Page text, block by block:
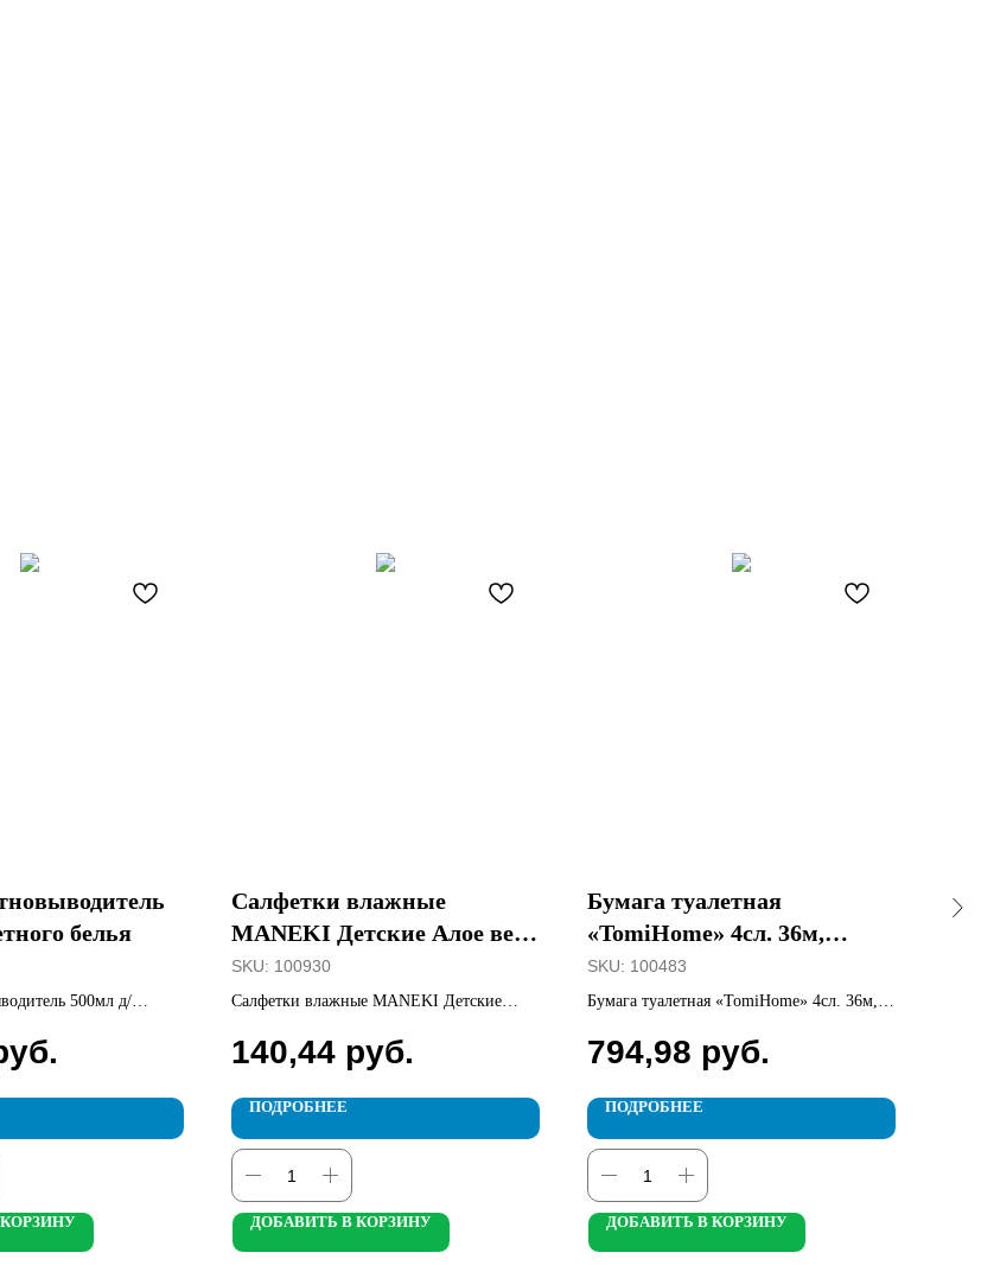
белья
500мл д/
Салфетки влажные
MANEKI Детские Алое вера
60шт
SKU: 100930
Салфетки влажные MANEKI Детские
140,44 руб.
ПОДРОБНЕЕ
ДОБАВИТЬ В КОРЗИНУ
Бумага туалетная
«TomiHome» 4сл. 36м,
10рул. Цитрус
SKU: 100483
Бумага туалетная «TomiHome» 4сл. 36м,
794,98 руб.
ПОДРОБНЕЕ
ДОБАВИТЬ В КОРЗИНУ